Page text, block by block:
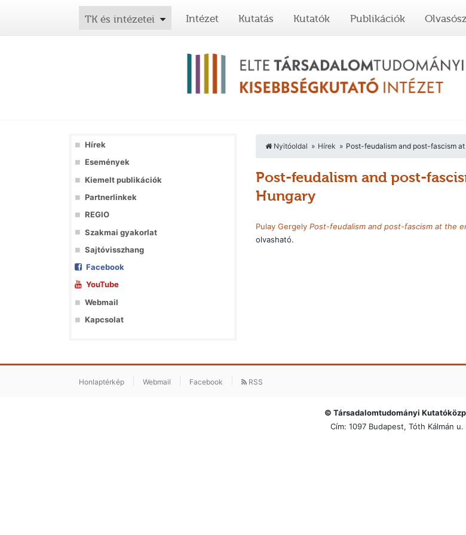
TK és intézetei Intézet Kutatás Kutatók Publikációk
Hírek
Események
Kiemelt publikációk
Partnerlinkek
REGIO
Szakmai gyakorlat
Sajtóvisszhang
Facebook
YouTube
Webmail
Kapcsolat
Nyitóoldal Hírek Post-feudalism and post-fascism
Post-feudalism and post-
Hungary
Pulay Gergely Post-feudalism and post-fascism at the
olvasható.
Honlaptérkép Webmail Facebook RSS
© Társadalomtudományi
Cím: 1097 Budapest, Tóth Kálmán u.